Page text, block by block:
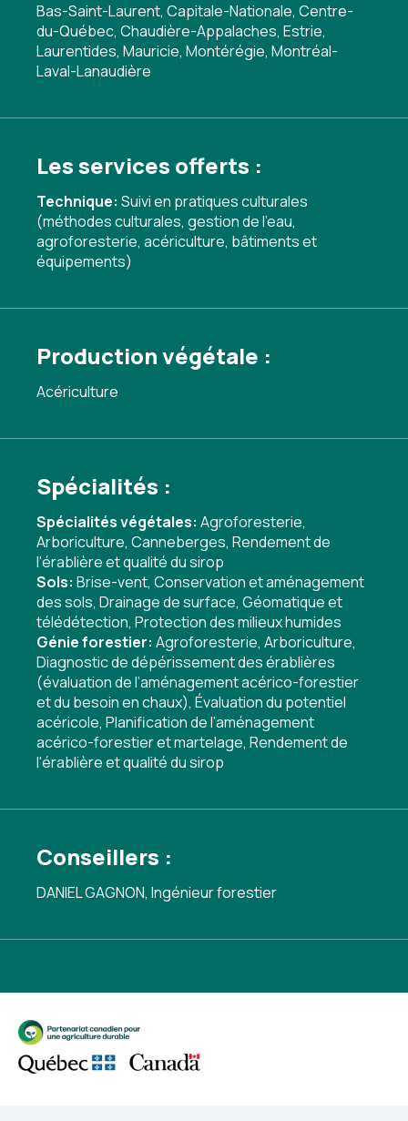
Bas-Saint-Laurent, Capitale-Nationale, Centre-
du-Québec, Chaudière-Appalaches, Estrie,
Laurentides, Mauricie, Montérégie, Montréal-
Laval-Lanaudière
Les services offerts :
Technique: Suivi en pratiques culturales
(méthodes culturales, gestion de l'eau,
agroforesterie, acériculture, bâtiments et
équipements)
Production végétale :
Acériculture
Spécialités :
Spécialités végétales: Agroforesterie,
Arboriculture, Canneberges, Rendement de
l'érablière et qualité du sirop
Sols: Brise-vent, Conservation et aménagement
des sols, Drainage de surface, Géomatique et
télédétection, Protection des milieux humides
Génie forestier: Agroforesterie, Arboriculture,
Diagnostic de dépérissement des érablières
(évaluation de l’aménagement acérico-forestier
et du besoin en chaux), Évaluation du potentiel
acéricole, Planification de l’aménagement
acérico-forestier et martelage, Rendement de
l'érablière et qualité du sirop
Conseillers :
DANIEL GAGNON, Ingénieur forestier